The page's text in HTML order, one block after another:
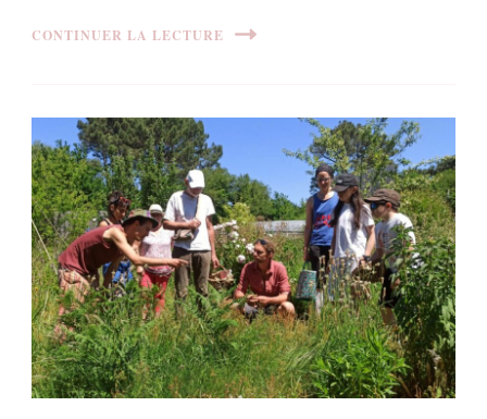
CONTINUER LA LECTURE